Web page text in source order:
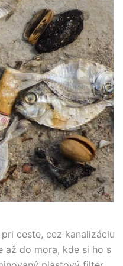
ceste, cez kanalizáciu
až do mora, kde si ho s